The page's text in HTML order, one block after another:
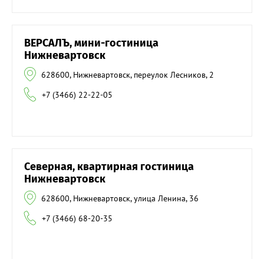
ВЕРСАЛЪ, мини-гостиница
Нижневартовск
628600, Нижневартовск, переулок Лесников, 2
+7 (3466) 22-22-05
Северная, квартирная гостиница
Нижневартовск
628600, Нижневартовск, улица Ленина, 36
+7 (3466) 68-20-35